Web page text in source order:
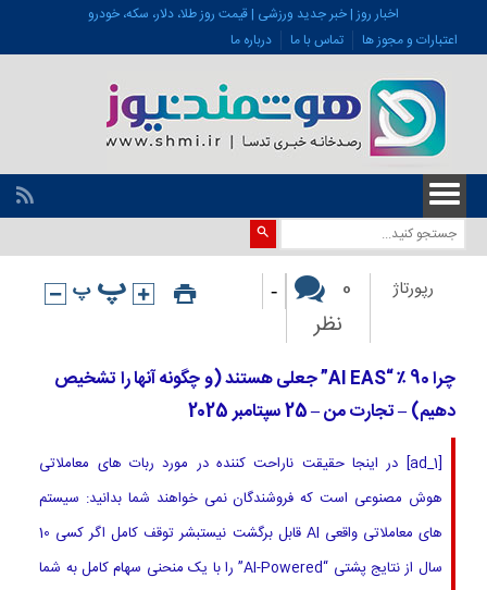
اخبار روز | خبر جدید ورزشی | قیمت روز طلا، دلار، سکه، خودرو
اعتبارات و مجوز ها
تماس با ما درباره ما
رپورتاژ
0
نظر
-
چرا 90 ٪ “AI EAS” جعلی هستند (و چگونه آنها را تشخیص
دهیم) – تجارت من – 25 سپتامبر 2025
[ad_1] در اینجا حقیقت ناراحت کننده در مورد ربات های معاملاتی
هوش مصنوعی است که فروشندگان نمی خواهند شما بدانید: سیستم
های معاملاتی واقعی AI قابل برگشت نیستبشر توقف کامل اگر کسی 10
سال از نتایج پشتی “AI-Powered” را با یک منحنی سهام کامل به شما